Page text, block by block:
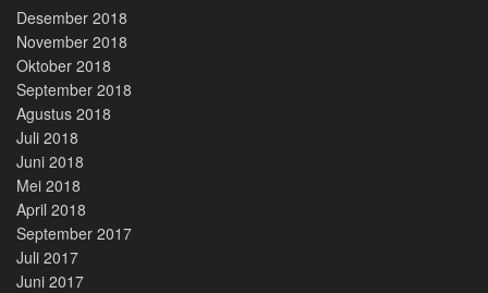
Desember 2018
November 2018
Oktober 2018
September 2018
Agustus 2018
Juli 2018
Juni 2018
Mei 2018
April 2018
September 2017
Juli 2017
Juni 2017